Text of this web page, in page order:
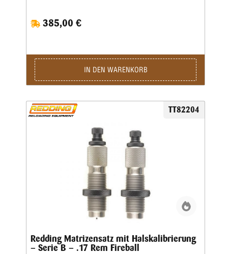
Bushing- Body Die- Standard-SetzmatrizeDie Bushings sind
nicht im Satz enthalten, bitte extra ordern.
385,00 €
IN DEN WARENKORB
TT82204
Redding Matrizensatz mit Halskalibrierung
– Serie B – .17 Rem Fireball